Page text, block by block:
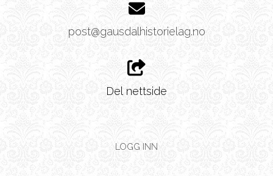
post@gausdalhistorielag.no
Del nettside
LOGG INN